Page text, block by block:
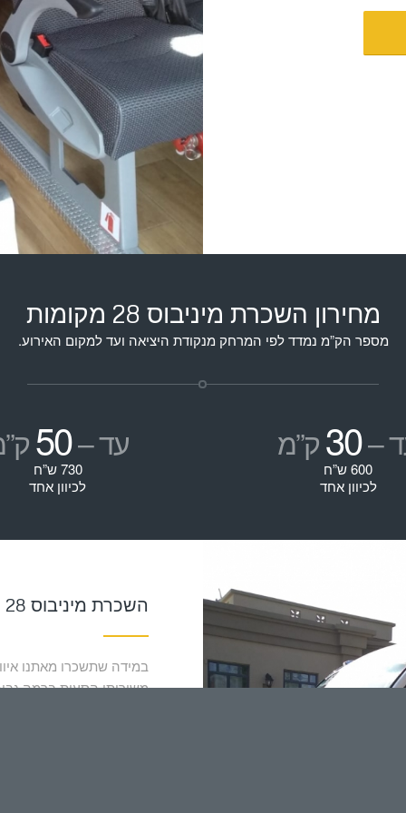
מחירון השכרת מיניבוס 28 מקומות
מספר הק”מ נמדד לפי המרחק מנקודת היציאה ועד למקום האירוע.
–
30ק”מ
600 ש”ח
לכיוון אחד
עד –50
730 ש”ח
לכיוון אחד
השכרת מיניבוס 28 מקומות – נוסעים ונהנים.
במידה שתשכרו מאתנו
משירותי הסעות ברמה